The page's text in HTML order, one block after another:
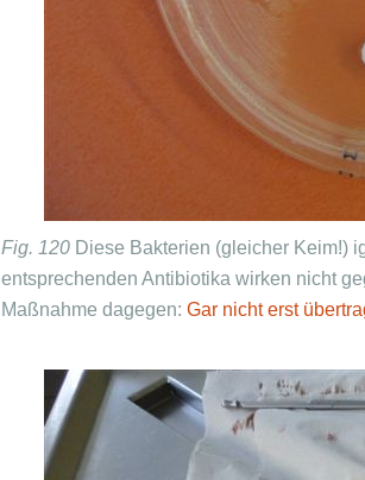
Fig. 120 Diese Bakterien (gleicher Keim!)
entsprechenden Antibiotika wirken nicht
Maßnahme dagegen: Gar nicht erst